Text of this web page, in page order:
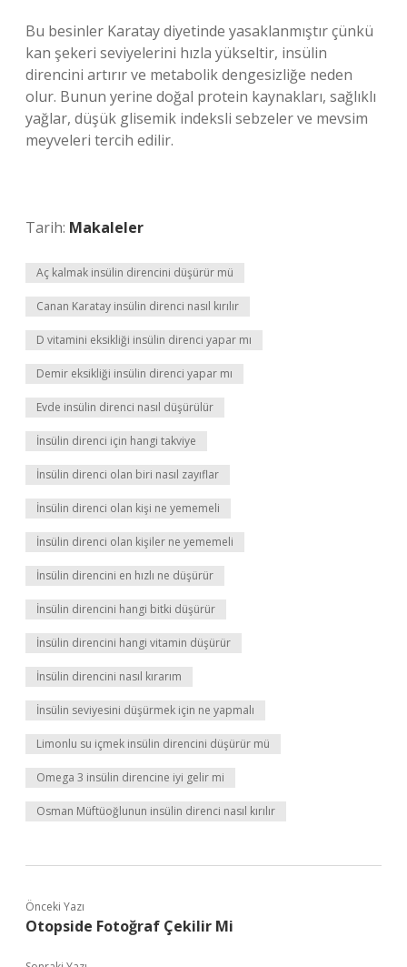
Bu besinler Karatay diyetinde yasaklanmıştır çünkü
kan şekeri seviyelerini hızla yükseltir, insülin
direncini artırır ve metabolik dengesizliğe neden
olur. Bunun yerine doğal protein kaynakları, sağlıklı
yağlar, düşük glisemik indeksli sebzeler ve mevsim
meyveleri tercih edilir.
Tarih: Makaleler
Aç kalmak insülin direncini düşürür mü
Canan Karatay insülin direnci nasıl kırılır
D vitamini eksikliği insülin direnci yapar mı
Demir eksikliği insülin direnci yapar mı
Evde insülin direnci nasıl düşürülür
İnsülin direnci için hangi takviye
İnsülin direnci olan biri nasıl zayıflar
İnsülin direnci olan kişi ne yememeli
İnsülin direnci olan kişiler ne yememeli
İnsülin direncini en hızlı ne düşürür
İnsülin direncini hangi bitki düşürür
İnsülin direncini hangi vitamin düşürür
İnsülin direncini nasıl kırarım
İnsülin seviyesini düşürmek için ne yapmalı
Limonlu su içmek insülin direncini düşürür mü
Omega 3 insülin direncine iyi gelir mi
Osman Müftüoğlunun insülin direnci nasıl kırılır
Önceki Yazı
Otopside Fotoğraf Çekilir Mi